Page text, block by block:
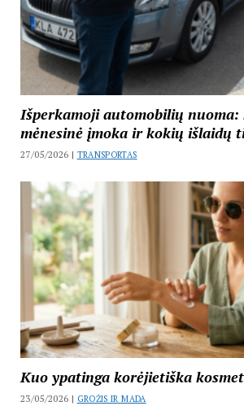
Išperkamoji automobilių nuoma:
mėnesinė įmoka ir kokių išlaidų
27/05/2026 | TRANSPORTAS
Kuo ypatinga korėjietiška
23/05/2026 | GROŽIS IR MADA